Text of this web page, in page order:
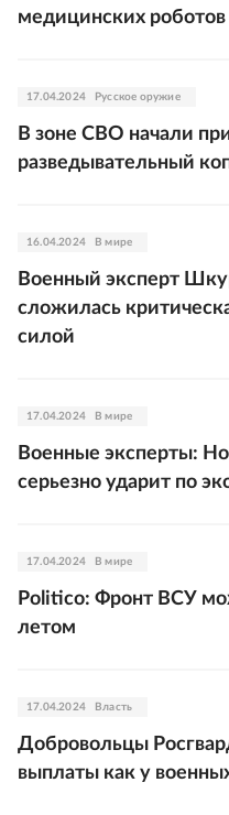
медицинских
17.04.2024 Русское оружие
В зоне СВО начали
разведывательный
16.04.2024 В мире
Военный эксперт
сложилась
силой
17.04.2024 В мире
Военные эксперты:
серьезно ударит по
17.04.2024 В мире
Politico: Фронт ВСУ
летом
17.04.2024 Власть
Добровольцы
выплаты как у